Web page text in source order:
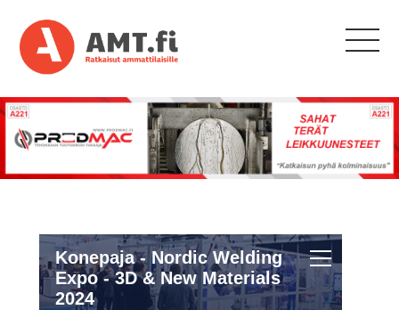
Konepaja - Nordic Welding
Expo - 3D & New Materials
2024